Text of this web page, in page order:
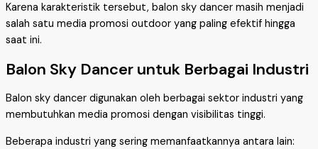
Karena karakteristik tersebut, balon sky dancer masih menjadi
salah satu media promosi outdoor yang paling efektif hingga
saat ini.
Balon Sky Dancer untuk Berbagai Industri
Balon sky dancer digunakan oleh berbagai sektor industri yang
membutuhkan media promosi dengan visibilitas tinggi.
Beberapa industri yang sering memanfaatkannya antara lain: